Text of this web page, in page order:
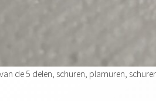
de 5 delen, schuren, plamuren,